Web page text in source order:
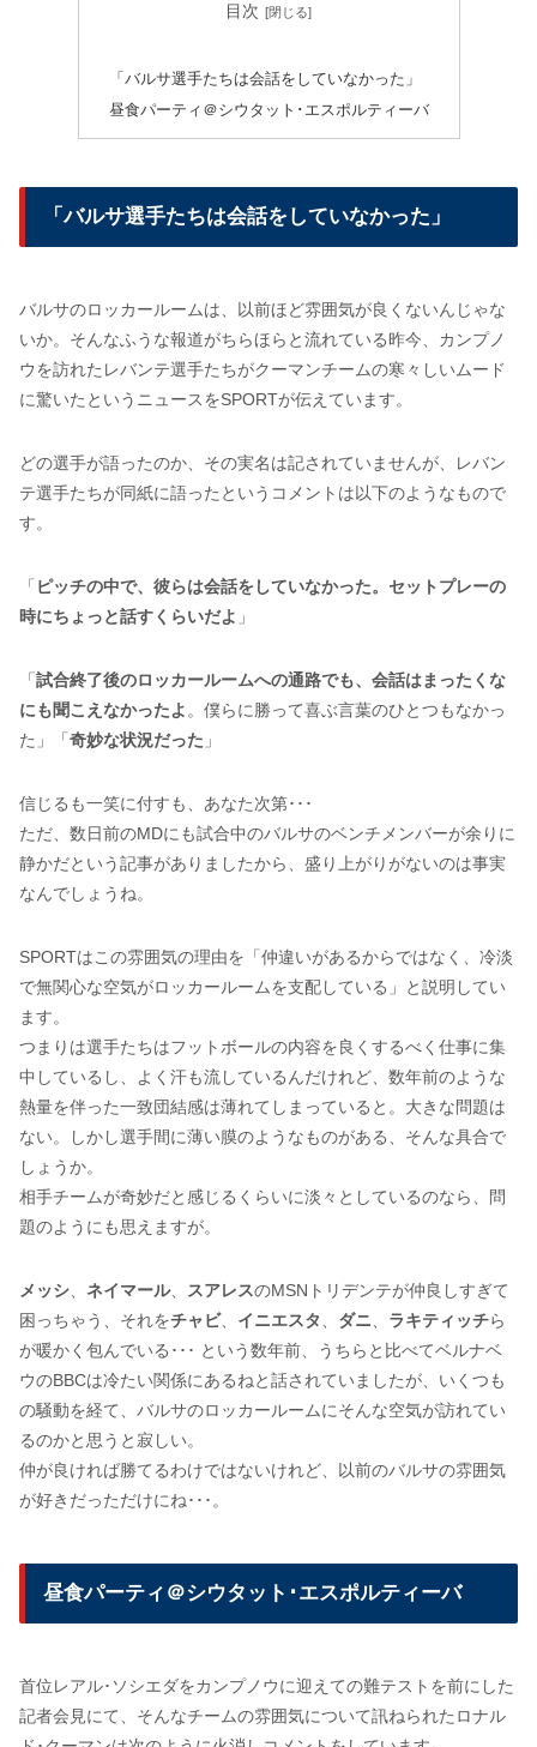
目次
「バルサ選手たちは会話をしていなかった」
昼食パーティ＠シウタット･エスポルティーバ
「バルサ選手たちは会話をしていなかった」
バルサのロッカールームは、以前ほど雰囲気が良くないんじゃな
いか。そんなふうな報道がちらほらと流れている昨今、カンプノ
ウを訪れたレバンテ選手たちがクーマンチームの寒々しいムード
に驚いたというニュースをSPORTが伝えています。
どの選手が語ったのか、その実名は記されていませんが、レバン
テ選手たちが同紙に語ったというコメントは以下のようなもので
す。
「 ピッチの中で、彼らは会話をしていなかった。セットプレーの
時にちょっと話すくらいだよ 」
「 試合終了後のロッカールームへの通路でも、会話はまったくな
にも聞こえなかったよ。僕らに勝って喜ぶ言葉のひとつもなかっ
た」「 奇妙な状況だった 」
信じるも一笑に付すも、あなた次第･･･
ただ、数日前のMDにも試合中のバルサのベンチメンバーが余りに
静かだという記事がありましたから、盛り上がりがないのは事実
なんでしょうね。
SPORTはこの雰囲気の理由を「仲違いがあるからではなく、冷淡
で無関心な空気がロッカールームを支配している」と説明してい
ます。
つまりは選手たちはフットボールの内容を良くするべく仕事に集
中しているし、よく汗も流しているんだけれど、数年前のような
熱量を伴った一致団結感は薄れてしまっていると。大きな問題は
ない。しかし選手間に薄い膜のようなものがある、そんな具合で
しょうか。
相手チームが奇妙だと感じるくらいに淡々としているのなら、問
題のようにも思えますが。
メッシ、 ネイマール、 スアレスのMSNトリデンテが仲良しすぎて
困っちゃう、それをチャビ、 イニエスタ、 ダニ、 ラキティッチら
が暖かく包んでいる･･･ という数年前、うちらと比べてベルナベ
ウのBBCは冷たい関係にあるねと話されていましたが、いくつも
の騒動を経て、バルサのロッカールームにそんな空気が訪れてい
るのかと思うと寂しい。
仲が良ければ勝てるわけではないけれど、以前のバルサの雰囲気
が好きだっただけにね･･･。
昼食パーティ＠シウタット･エスポルティーバ
首位レアル･ソシエダをカンプノウに迎えての難テストを前にした
記者会見にて、そんなチームの雰囲気について訊ねられたロナル